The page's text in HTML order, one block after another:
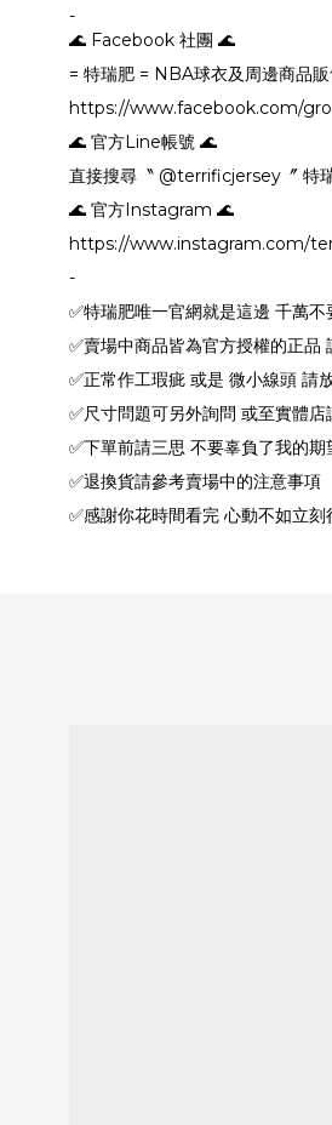
-
🌊 Facebook 社團 🌊
= 特瑞肥 = NBA球衣及周邊商品
https://www.facebook.com/
🌊 官方Line帳號 🌊
直接搜尋〝 @terrificjersey〞 特
🌊 官方Instagram 🌊
https://www.instagram.com/
-
✅特瑞肥唯一官網就是這邊 千萬不
✅賣場中商品皆為官方授權的正品
✅正常作工瑕疵 或是 微小線頭 請
✅尺寸問題可另外詢問 或至實體
✅下單前請三思 不要辜負了我的期
✅退換貨請參考賣場中的注意事項
✅感謝你花時間看完 心動不如立